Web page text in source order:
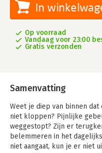
In
Op voorraad
Vandaag voor 23:00
Gratis verzonden
Samenvatting
Weet je diep van binnen
niet kloppen? Pijnlijke
weggestopt? Zijn er
belemmeren in het
niet aangaat, kun je er niet